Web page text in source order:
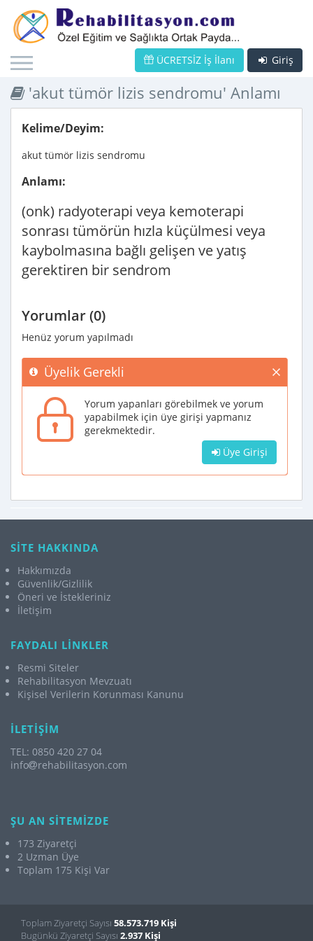
Giriş
ÜCRETSİZ İş İlanı
'akut tümör lizis sendromu' Anlamı
Kelime/Deyim:
akut tümör lizis sendromu
Anlamı:
(onk) radyoterapi veya kemoterapi
sonrası tümörün hızla küçülmesi veya
kaybolmasına bağlı gelişen ve yatış
gerektiren bir sendrom
Yorumlar (0)
Henüz yorum yapılmadı
Üyelik Gerekli
Yorum yapanları görebilmek ve yorum
yapabilmek için üye girişi yapmanız
gerekmektedir.
Üye Girişi
SİTE HAKKINDA
Hakkımızda
Güvenlik/Gizlilik
Öneri ve İstekleriniz
İletişim
FAYDALI LİNKLER
Resmi Siteler
Rehabilitasyon Mevzuatı
Kişisel Verilerin Korunması Kanunu
İLETİŞİM
TEL: 0850 420 27 04
info
rehabilitasyon.com
ŞU AN SİTEMİZDE
173 Ziyaretçi
2 Uzman Üye
Toplam 175 Kişi Var
Toplam Ziyaretçi Sayısı 58.573.719 Kişi
Bugünkü Ziyaretçi Sayısı 2.937 Kişi